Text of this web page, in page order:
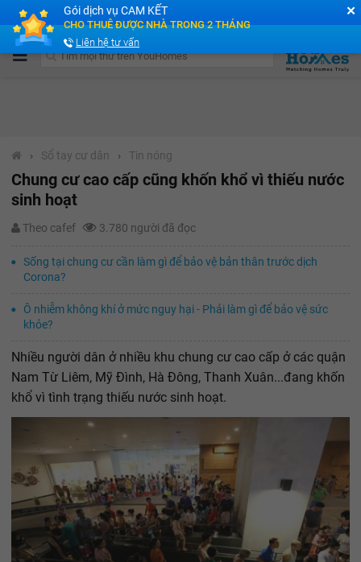
Cộng đồng Môi giới bPRO
› Sổ tay cư dân › Tin nóng
Chung cư cao cấp cũng khốn khổ vì thiếu nước
sinh hoạt
Theo cafef 3.780 người đã đọc
Sống tại chung cư cần làm gì để bảo vệ bản thân trước dịch
Corona?
Ô nhiễm không khí ở mức nguy hại - Phải làm gì để bảo vệ sức
khỏe?
Nhiều người dân ở nhiều khu chung cư cao cấp ở các quận
Nam Từ Liêm, Mỹ Đình, Hà Đông, Thanh Xuân...đang khốn
khổ vì tình trạng thiếu nước sinh hoạt.
✕
Gói dịch vụ CAM KẾT
CHO THUÊ ĐƯỢC NHÀ TRONG 2 THÁNG
Liên hệ tư vấn